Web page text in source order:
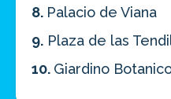
8. Palacio de Viana
9. Plaza de las
10. Giardino